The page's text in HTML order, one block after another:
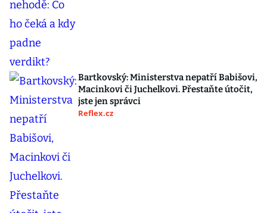
Bartkovský: Ministerstva nepatří Babišovi,
Macinkovi či Juchelkovi. Přestaňte útočit,
jste jen správci
Reflex.cz